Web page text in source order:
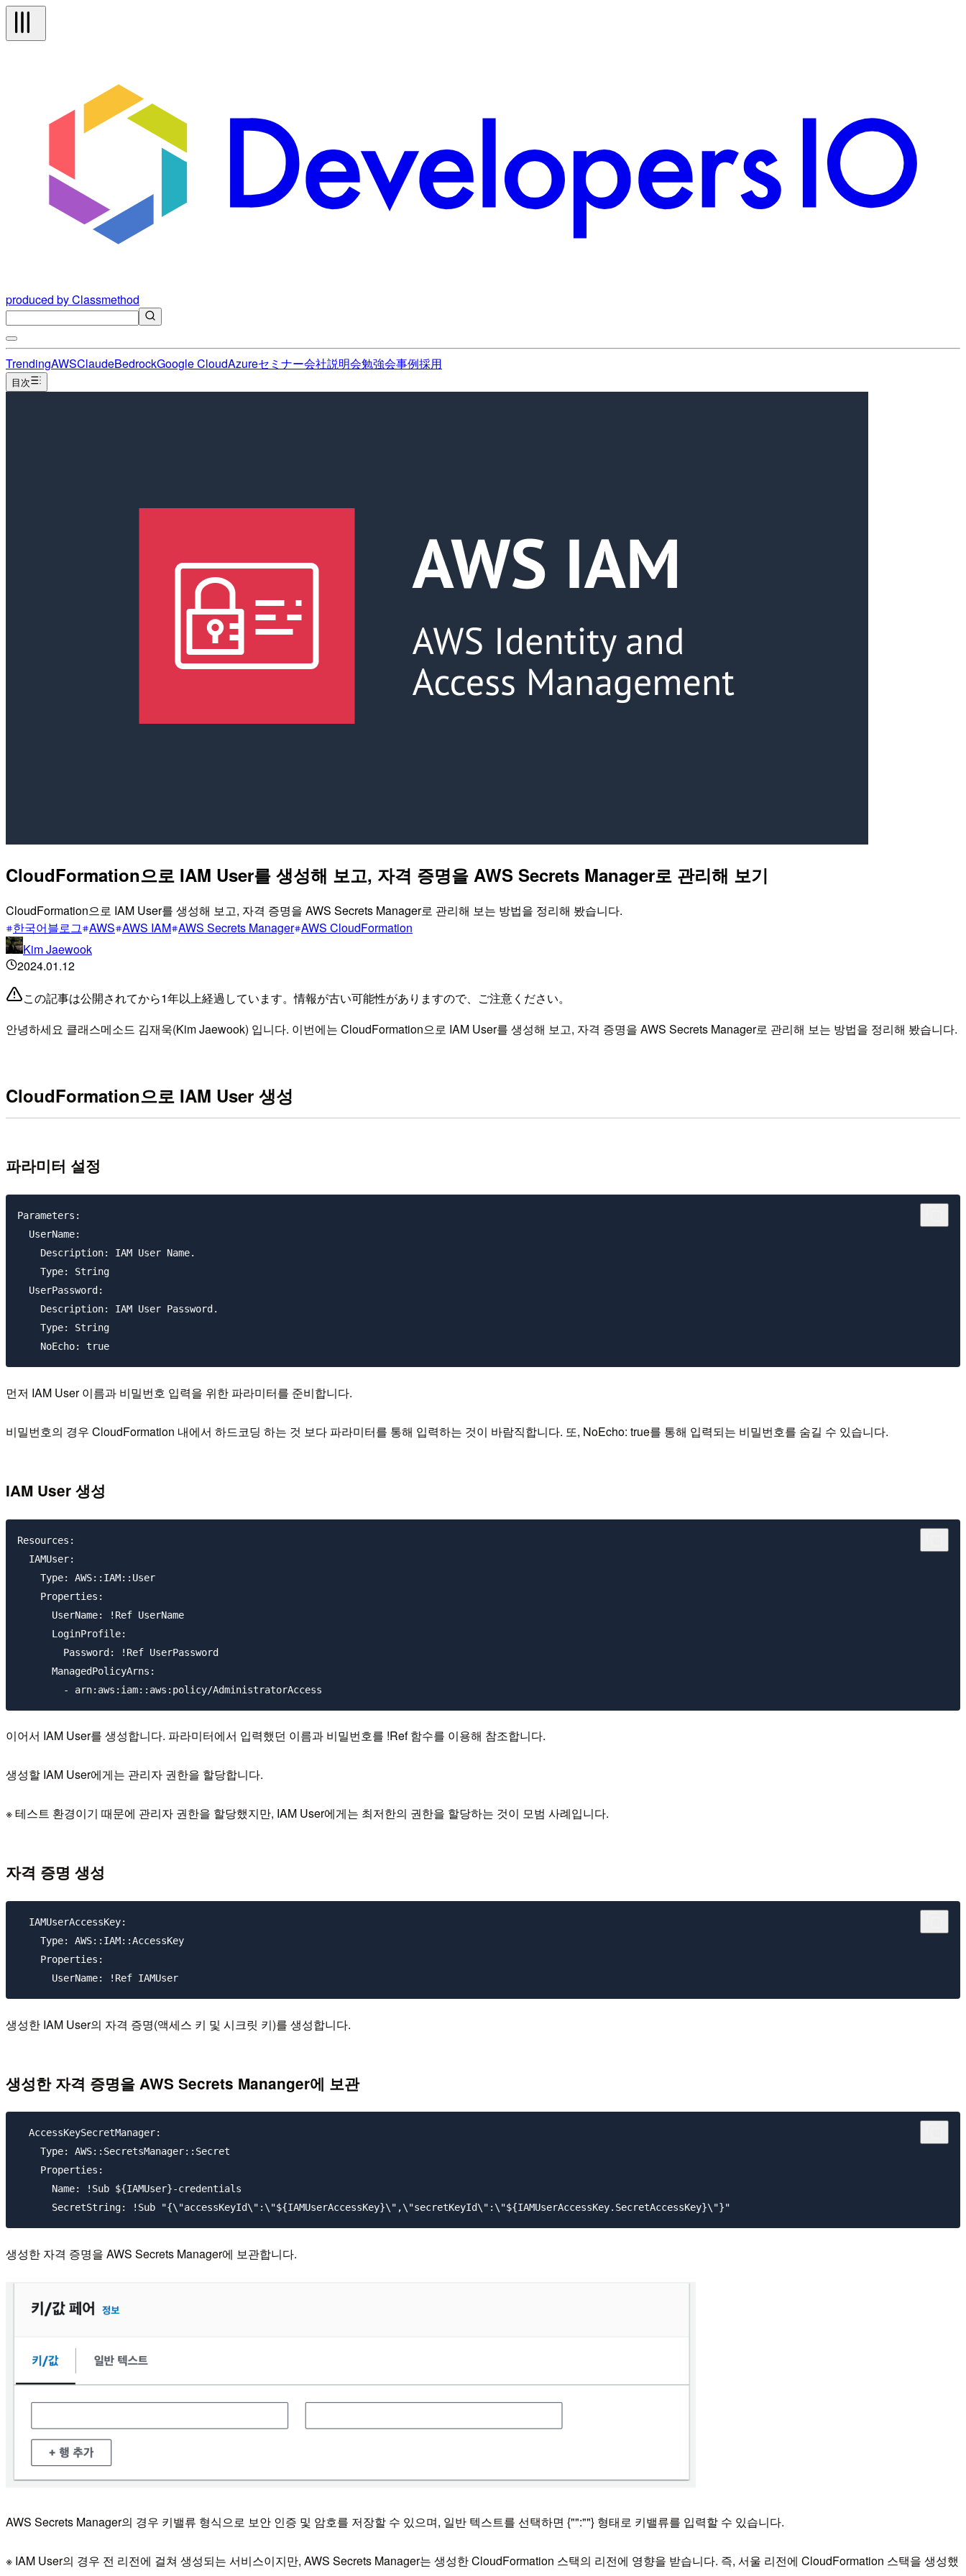
produced by Classmethod
TrendingAWSClaudeBedrockGoogle CloudAzureセミナー会社説明会勉強会事例採用
目次
CloudFormation으로 IAM User를 생성해 보고, 자격 증명을 AWS Secrets Manager로 관리해 보기
CloudFormation으로 IAM User를 생성해 보고, 자격 증명을 AWS Secrets Manager로 관리해 보는 방법을 정리해 봤습니다.
한국어블로그 AWS AWS IAM AWS Secrets Manager AWS CloudFormation
Kim Jaewook
2024.01.12
この記事は公開されてから1年以上経過しています。情報が古い可能性がありますので、ご注意ください。
안녕하세요 클래스메소드 김재욱(Kim Jaewook) 입니다. 이번에는 CloudFormation으로 IAM User를 생성해 보고, 자격 증명을 AWS Secrets Manager로 관리해 보는 방법을 정리해 봤습니다.
CloudFormation으로 IAM User 생성
파라미터 설정
Parameters:
  UserName:
    Description: IAM User Name.
    Type: String
  UserPassword:
    Description: IAM User Password.
    Type: String
먼저 IAM User 이름과 비밀번호 입력을 위한 파라미터를 준비합니다.
비밀번호의 경우 CloudFormation 내에서 하드코딩 하는 것 보다 파라미터를 통해 입력하는 것이 바람직합니다. 또, NoEcho: true를 통해 입력되는 비밀번호를 숨길 수 있습니다.
IAM User 생성
Resources:
  IAMUser:
    Type: AWS::IAM::User
    Properties:
      UserName: !Ref UserName
      LoginProfile:
        Password: !Ref UserPassword
      ManagedPolicyArns:
이어서 IAM User를 생성합니다. 파라미터에서 입력했던 이름과 비밀번호를 !Ref 함수를 이용해 참조합니다.
생성할 IAM User에게는 관리자 권한을 할당합니다.
※ 테스트 환경이기 때문에 관리자 권한을 할당했지만, IAM User에게는 최저한의 권한을 할당하는 것이 모범 사례입니다.
자격 증명 생성
  IAMUserAccessKey:
    Type: AWS::IAM::AccessKey
    Properties:
생성한 IAM User의 자격 증명(액세스 키 및 시크릿 키)를 생성합니다.
생성한 자격 증명을 AWS Secrets Mananger에 보관
  AccessKeySecretManager:
    Type: AWS::SecretsManager::Secret
    Properties:
      Name: !Sub ${IAMUser}-credentials
생성한 자격 증명을 AWS Secrets Manager에 보관합니다.
AWS Secrets Manager의 경우 키밸류 형식으로 보안 인증 및 암호를 저장할 수 있으며, 일반 텍스트를 선택하면 {"":""} 형태로 키밸류를 입력할 수 있습니다.
※ IAM User의 경우 전 리전에 걸쳐 생성되는 서비스이지만, AWS Secrets Manager는 생성한 CloudFormation 스택의 리전에 영향을 받습니다. 즉, 서울 리전에 CloudFormation 스택을 생성했